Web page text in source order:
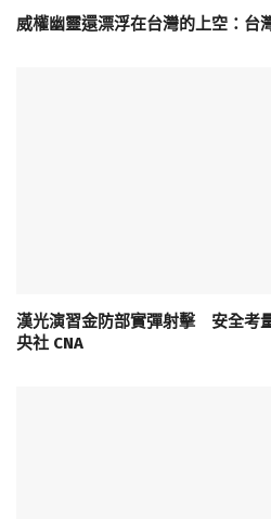
威權幽靈還漂浮在台灣的上空：台
漢光演習金防部實彈射擊 安全考
央社 CNA